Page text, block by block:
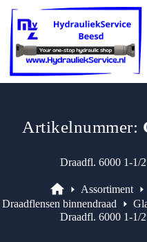
naar
inhoud
was:
€61,22.
€52,04.
Artikelnummer:
Draadfl. 6000 1-1/
Assortiment
Assortiment
Draadflensen binnendraad
Draadfl. 6000 1-1/